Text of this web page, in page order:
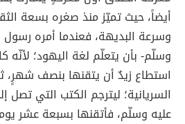
أيضاً، حيث تميّز منذ صغره بسعة
وسرعة البديهة، فعندما أمره رسول
وسلّم- بأن يتعلّم لغة اليهود؛ لأنّه
استطاع زيدٌ أن يتقنها بنصف شهرٍ،
السريانية؛ ليترجم الكتب التي
عليه وسلّم، فأتقنها بسبعة عشر